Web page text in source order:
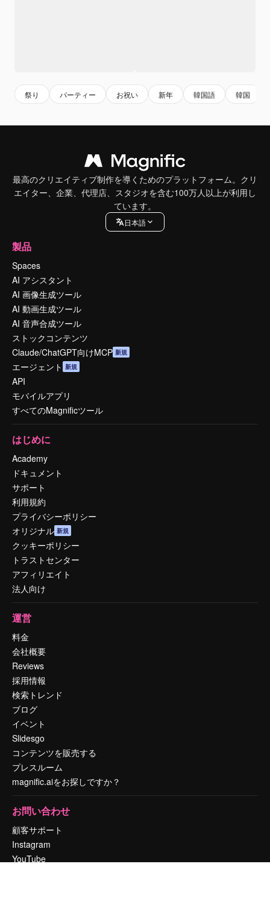
祭り パーティー お祝い 新年 韓国語 韓国
最高のクリエイティブ制作を導くためのプラットフォーム。クリ
エイター、企業、代理店、スタジオを含む100万人以上が利用し
ています。
日本語
製品
Spaces
AI アシスタント
AI 画像生成ツール
AI 動画生成ツール
AI 音声合成ツール
ストックコンテンツ
Claude/ChatGPT向けMCP 新規
エージェント 新規
API
モバイルアプリ
すべてのMagnificツール
はじめに
Academy
ドキュメント
サポート
利用規約
プライバシーポリシー
オリジナル 新規
クッキーポリシー
トラストセンター
アフィリエイト
法人向け
運営
料金
会社概要
Reviews
採用情報
検索トレンド
ブログ
イベント
Slidesgo
コンテンツを販売する
プレスルーム
magnific.aiをお探しですか？
お問い合わせ
顧客サポート
Instagram
YouTube